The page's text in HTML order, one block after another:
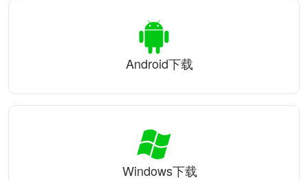
Android下载
Windows下载